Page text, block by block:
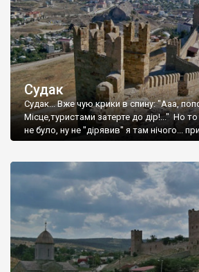
Судак
Судак... Вже чую крики в спину: "Ааа,
Місце,туристами затерте до дір!..." Но
не було, ну не "дірявив" я там нічого...